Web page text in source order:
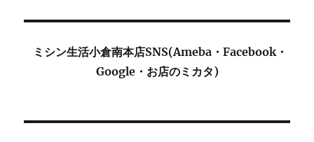
ミシン生活小倉南本店SNS(Ameba・Facebook・
Google・お店のミカタ)